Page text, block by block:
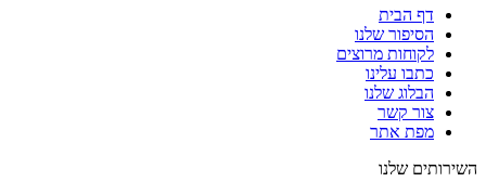
דף הבית
הסיפור שלנו
לקוחות מרוצים
כתבו עלינו
הבלוג שלנו
צור קשר
מפת אתר
השירותים שלנו